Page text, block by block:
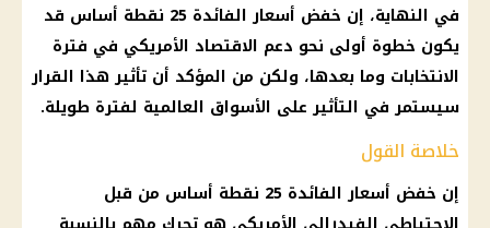
في النهاية، إن خفض أسعار الفائدة
25 نقطة أساس قد
يكون خطوة أولى نحو دعم الاقتصاد الأمريكي في فترة
الانتخابات وما بعدها، ولكن من المؤكد أن تأثير هذا القرار
سيستمر في التأثير على الأسواق العالمية لفترة طويلة.
خلاصة القول
إن خفض أسعار الفائدة
25 نقطة أساس من قبل